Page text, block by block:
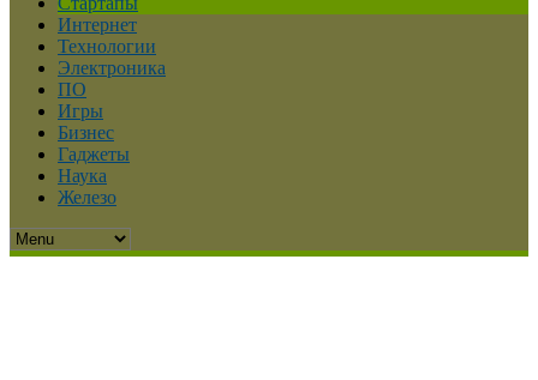
Интернет
Технологии
Электроника
ПО
Игры
Бизнес
Гаджеты
Наука
Железо